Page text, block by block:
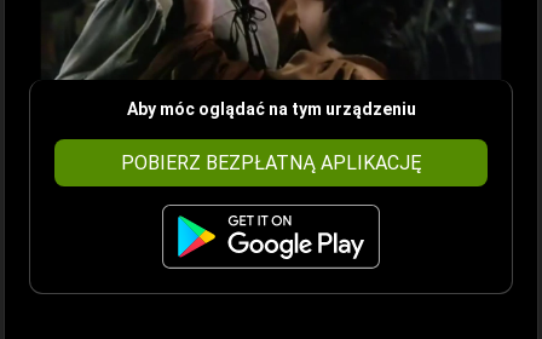
Aby móc oglądać na tym urządzeniu
POBIERZ BEZPŁATNĄ APLIKACJĘ